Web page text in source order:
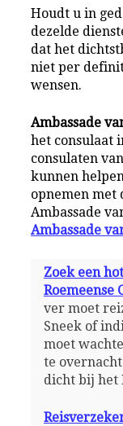
Houdt u in
dezelde
dat het
niet per
wensen.
Ambassade
het consulaat
consulaten
kunnen
opnemen met
Ambassade
Ambassade
Zoek een
Roemeense
ver moet
Sneek of
moet
te
dicht bij het